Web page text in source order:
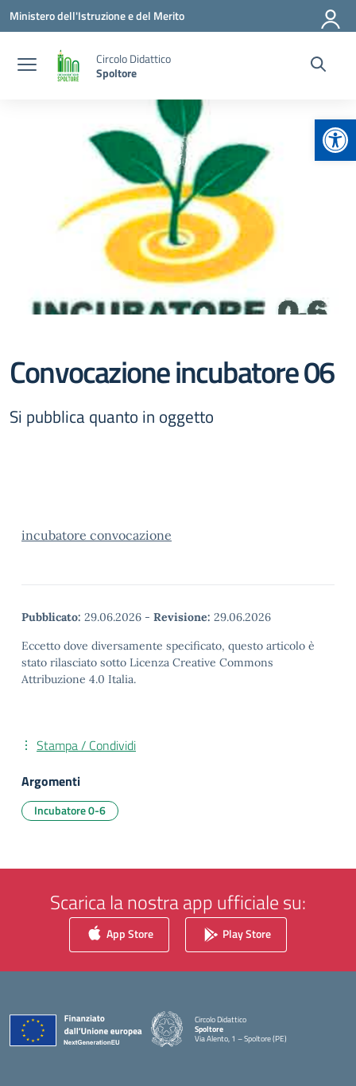
Vai ai contenuti
Vai al menu di navigazione
Vai al footer
Ministero dell'Istruzione e del Merito
Circolo Didattico
Spoltore
Convocazione incubatore 06
Si pubblica quanto in oggetto
incubatore convocazione
Pubblicato: 29.06.2026 - Revisione: 29.06.2026
Eccetto dove diversamente specificato, questo articolo è
stato rilasciato sotto Licenza Creative Commons
Attribuzione 4.0 Italia.
Stampa / Condividi
Argomenti
Incubatore 0-6
Scarica la nostra app ufficiale su:
App Store Play Store
Circolo Didattico
Spoltore
Via Alento, 1 – Spoltore (PE)
— Visita la pagina iniziale della scuola